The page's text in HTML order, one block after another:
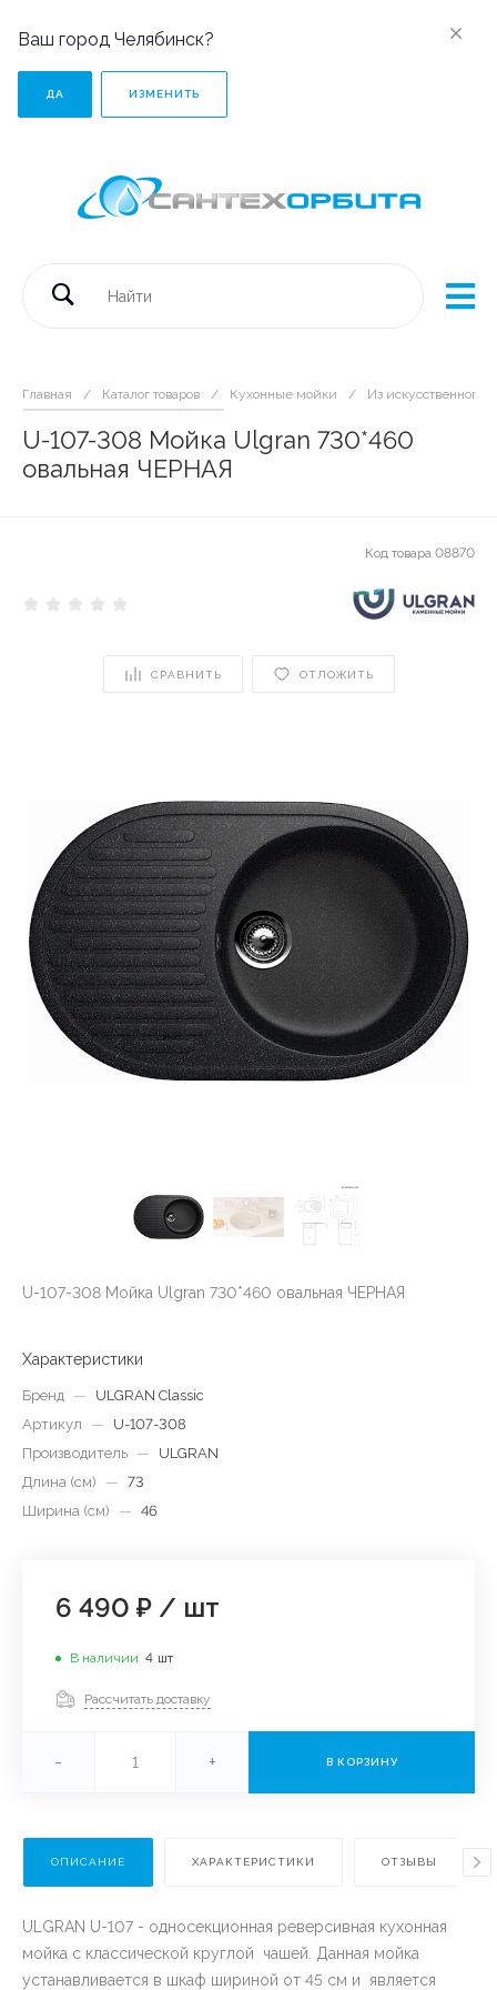
Ваш город Челябинск?
ДА ИЗМЕНИТЬ
Главная / Каталог товаров / Кухонные мойки / Из искусственного
U-107-308 Мойка Ulgran 730*460
овальная ЧЕРНАЯ
Код товара 08870
СРАВНИТЬ ОТЛОЖИТЬ
U-107-308 Мойка Ulgran 730*460 овальная ЧЕРНАЯ
Характеристики
Бренд —
ULGRAN Classic
Артикул
—
U-107-308
Производитель —
ULGRAN
Длина (см)
— 73
Ширина (см)
— 46
6 490 ₽ / шт
В наличии 4 шт
Рассчитать доставку
- + В КОРЗИНУ
ОПИСАНИЕ ХАРАКТЕРИСТИКИ ОТЗЫВЫ
ULGRAN U-107 - односекционная реверсивная кухонная
мойка с классической круглой чашей. Данная мойка
устанавливается в шкаф шириной от 45 см и является